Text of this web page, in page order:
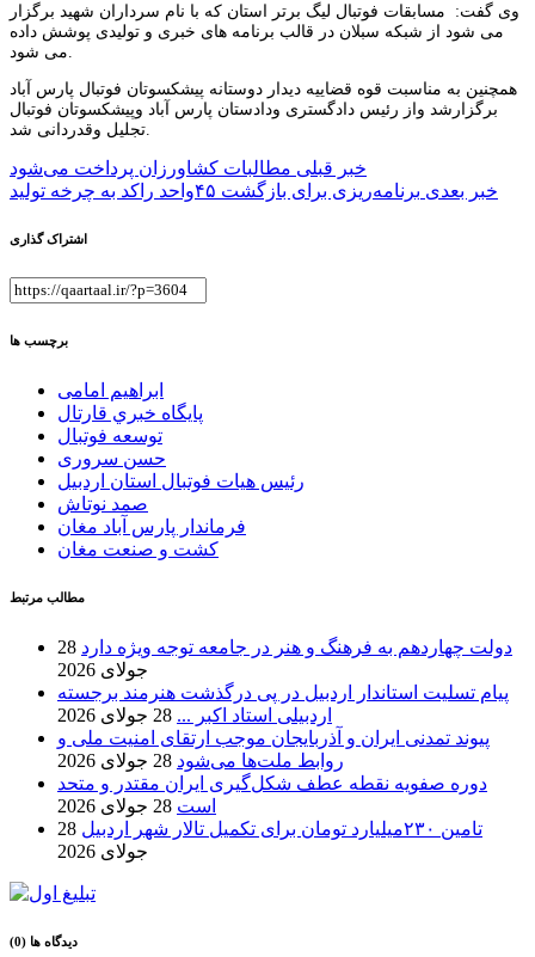
وی گفت: مسابقات فوتبال لیگ برتر استان که با نام سرداران شهید برگزار
می شود از شبکه سبلان در قالب برنامه های خبری و تولیدی پوشش داده
همچنین به مناسبت قوه قضاییه دیدار دوستانه پیشکسوتان فوتبال پارس آباد
برگزارشد واز رئیس دادگستری ودادستان پارس آباد وپیشکسوتان فوتبال
راهبری
نوشته
خبر قبلی مطالبات کشاورزان پرداخت می‌شود
خبر بعدی برنامه‌ریزی برای بازگشت ۴۵واحد راکد به چرخه تولید
اشتراک گذاری
برچسب ها
ابراهیم امامی
پايگاه خبري قارتال
توسعه فوتبال
حسن سروری
رئیس هیات فوتبال استان اردبیل
صمد نوتاش
فرماندار پارس آباد مغان
کشت و صنعت مغان
مطالب مرتبط
دولت چهاردهم به فرهنگ و هنر در جامعه توجه ویژه دارد 28
جولای 2026
پیام تسلیت استاندار اردبیل در پی درگذشت هنرمند برجسته
اردبیلی استاد اکبر ... 28 جولای 2026
پیوند تمدنی ایران و آذربایجان موجب ارتقای امنیت ملی و
روابط ملت‌ها می‌شود 28 جولای 2026
دوره صفویه نقطه عطف شکل‌گیری ایران مقتدر و متحد
است 28 جولای 2026
تامین ۲۳۰میلیارد تومان برای تکمیل تالار شهر اردبیل
28
جولای 2026
دیدگاه ها (0)